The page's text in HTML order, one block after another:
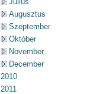
Augusztus
Szeptember
Október
November
December
2010
2011